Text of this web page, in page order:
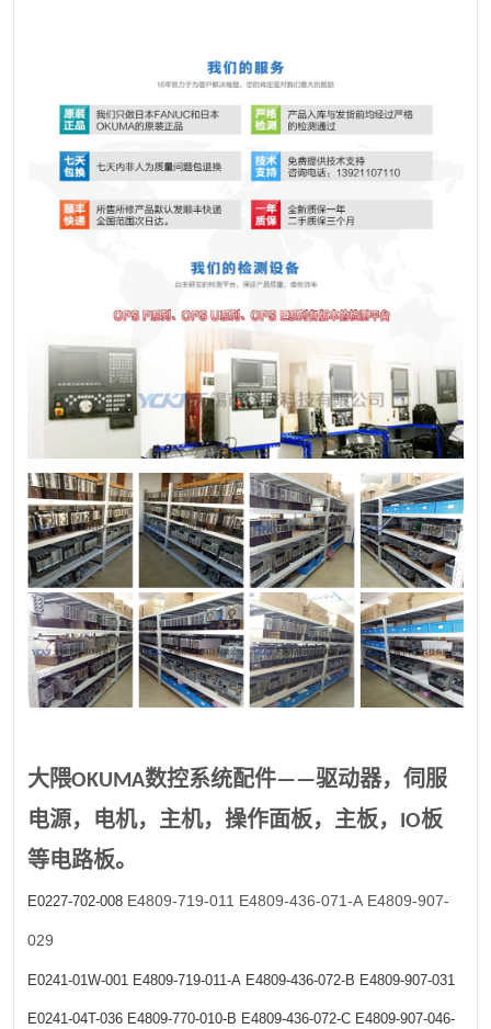
大隈OKUMA数控系统配件——驱动器，伺服
电源，电机，主机，操作面板，主板，IO板
等电路板。
E0227-702-008 E4809-719-011 E4809-436-071-A E4809-907-
029
E0241-01W-001 E4809-719-011-A E4809-436-072-B E4809-907-031
E0241-04T-036 E4809-770-010-B E4809-436-072-C E4809-907-046-